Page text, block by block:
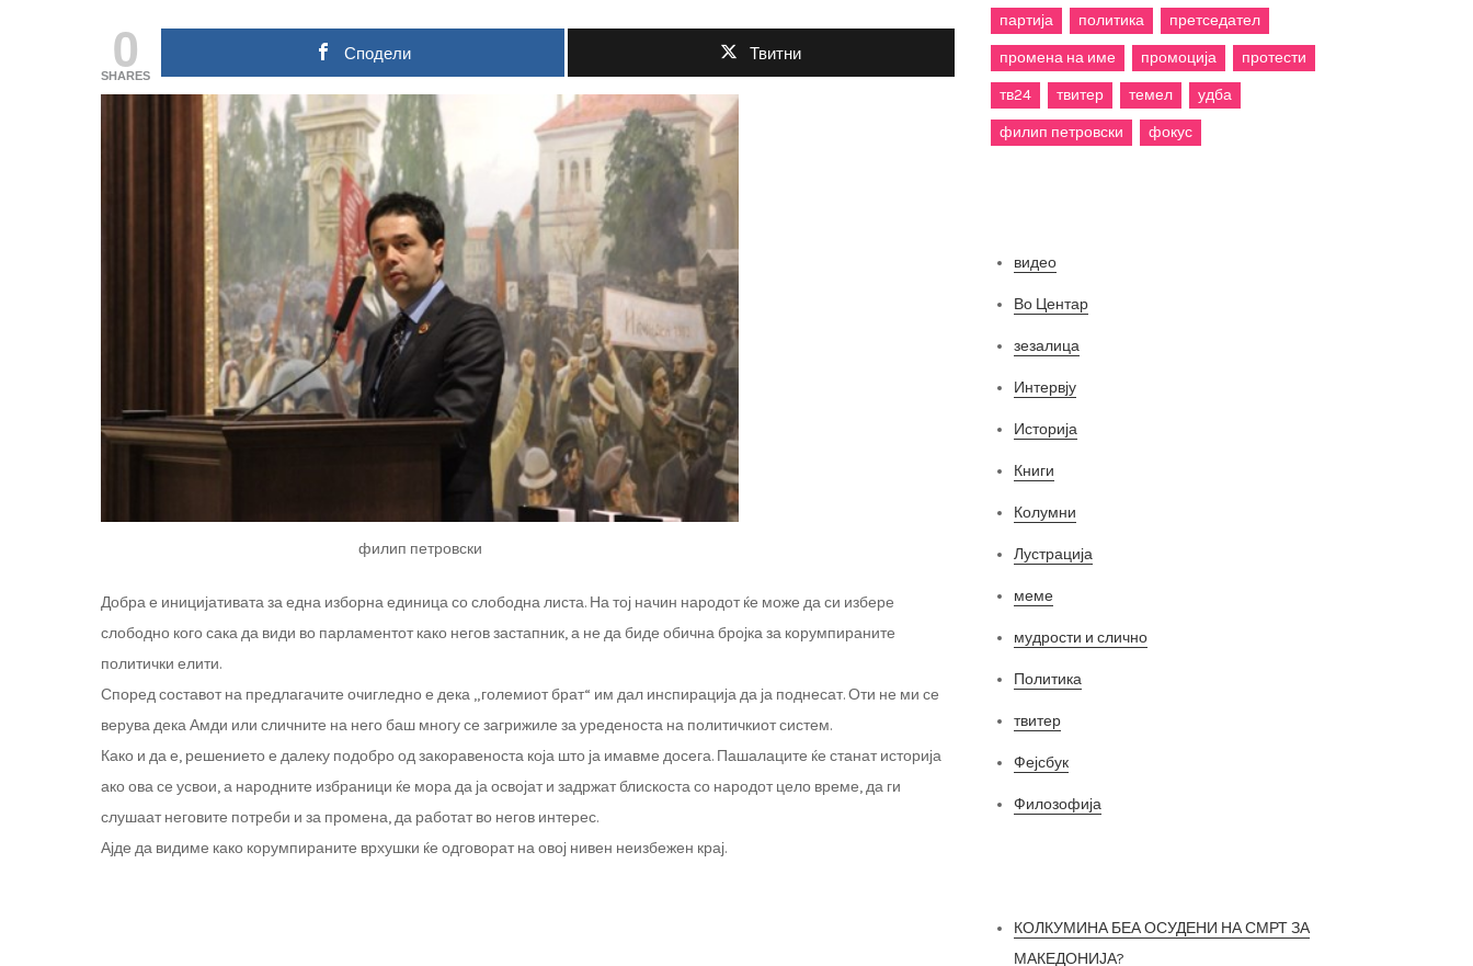
0
SHARES
Сподели Твитни
филип петровски
Добра е иницијативата за една изборна единица со слободна листа. На тој начин народот ќе може да си избере
слободно кого сака да види во парламентот како негов застапник, а не да биде обична бројка за корумпираните
политички елити.
Според составот на предлагачите очигледно е дека „големиот брат“ им дал инспирација да ја поднесат. Оти не ми се
верува дека Амди или сличните на него баш многу се загрижиле за уреденоста на политичкиот систем.
Како и да е, решението е далеку подобро од закоравеноста која што ја имавме досега. Пашалаците ќе станат историја
ако ова се усвои, а народните избраници ќе мора да ја освојат и задржат блискоста со народот цело време, да ги
слушаат неговите потреби и за промена, да работат во негов интерес.
Ајде да видиме како корумпираните врхушки ќе одговорат на овој нивен неизбежен крај.
партија
политика
претседател
промена на име
промоција
протести
тв24
твитер темел
удба
филип петровски
фокус
видео
Во Центар
зезалица
Интервју
Историја
Книги
Колумни
Лустрација
меме
мудрости и слично
Политика
твитер
Фејсбук
Филозофија
КОЛКУМИНА БЕА ОСУДЕНИ НА СМРТ ЗА
МАКЕДОНИЈА?